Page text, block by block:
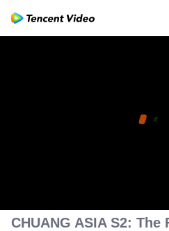
CHUANG ASIA S2: